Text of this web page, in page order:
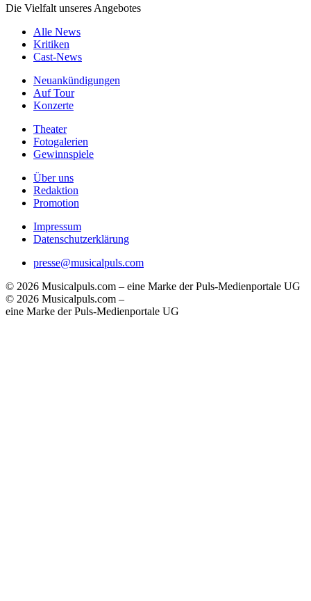
Die Vielfalt unseres Angebotes
Alle News
Kritiken
Cast-News
Neuankündigungen
Auf Tour
Konzerte
Theater
Fotogalerien
Gewinnspiele
Über uns
Redaktion
Promotion
Impressum
Datenschutzerklärung
presse@musicalpuls.com
© 2026 Musicalpuls.com – eine Marke der Puls-Medienportale UG
© 2026 Musicalpuls.com –
eine Marke der Puls-Medienportale UG